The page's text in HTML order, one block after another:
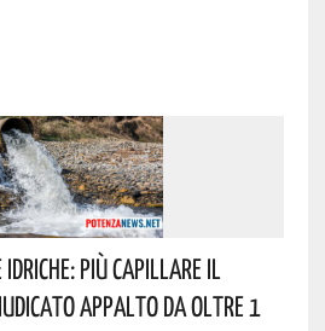
Più Capillare Il
Appalto Da Oltre 1